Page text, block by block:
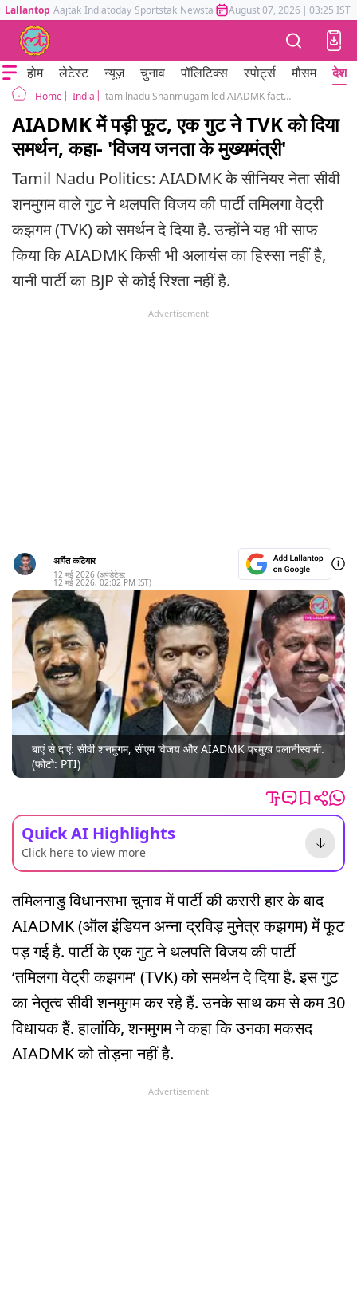
Lallantop Aajtak Indiatoday Sportstak Newstak Mumbai Tak Astrotak
August 07, 2026 | 03:25 IST
होम लेटेस्ट न्यूज़ चुनाव पॉलिटिक्स स्पोर्ट्स मौसम देश
Home India tamilnadu Shanmugam led AIADMK faction extends support to Vijay TVK
AIADMK में पड़ी फूट, एक गुट ने TVK को दिया
समर्थन, कहा- 'विजय जनता के मुख्यमंत्री'
Tamil Nadu Politics: AIADMK के सीनियर नेता सीवी
शनमुगम वाले गुट ने थलपति विजय की पार्टी तमिलगा वेट्री
कझगम (TVK) को समर्थन दे दिया है. उन्होंने यह भी साफ
किया कि AIADMK किसी भी अलायंस का हिस्सा नहीं है,
यानी पार्टी का BJP से कोई रिश्ता नहीं है.
Advertisement
अर्पित कटियार
12 मई 2026 (अपडेटेड:
12 मई 2026, 02:02 PM IST)
बाएं से दाएं: सीवी शनमुगम, सीएम विजय और AIADMK प्रमुख पलानीस्वामी.
(फोटो: PTI)
Quick AI Highlights
Click here to view more
तमिलनाडु विधानसभा चुनाव में पार्टी की करारी हार के बाद
AIADMK (ऑल इंडियन अन्ना द्रविड़ मुनेत्र कझगम) में फूट
पड़ गई है. पार्टी के एक गुट ने थलपति विजय की पार्टी
‘तमिलगा वेट्री कझगम’ (TVK) को समर्थन दे दिया है. इस गुट
का नेतृत्व सीवी शनमुगम कर रहे हैं. उनके साथ कम से कम 30
विधायक हैं. हालांकि, शनमुगम ने कहा कि उनका मकसद
AIADMK को तोड़ना नहीं है.
Advertisement